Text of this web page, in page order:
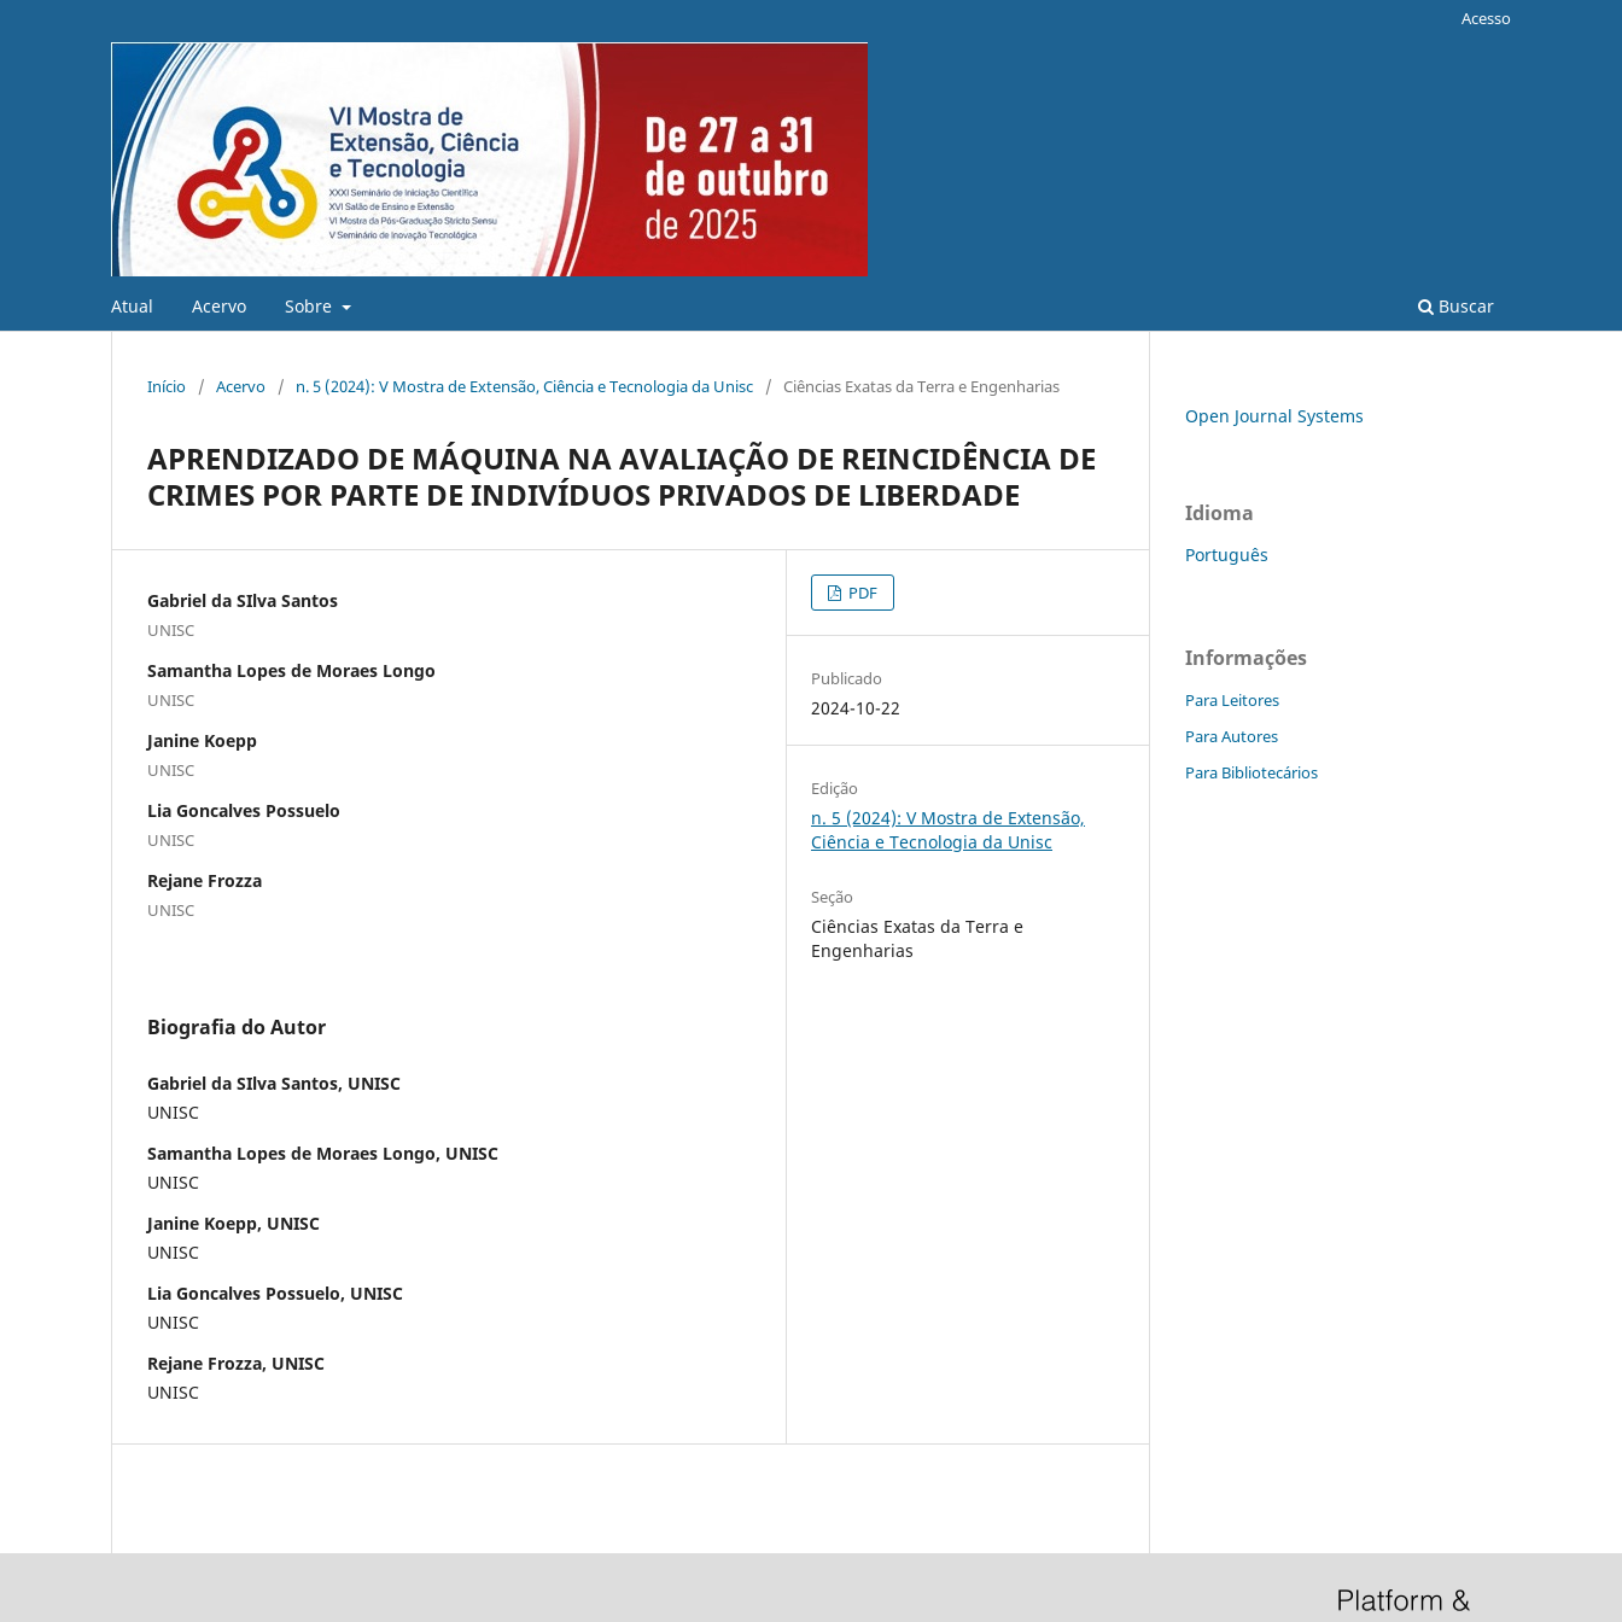
Atual Acervo Sobre Buscar
Acesso
Início / Acervo / n. 5 (2024): V Mostra de Extensão, Ciência e Tecnologia da Unisc / Ciências Exatas da Terra e Engenharias
APRENDIZADO DE MÁQUINA NA AVALIAÇÃO DE REINCIDÊNCIA DE
CRIMES POR PARTE DE INDIVÍDUOS PRIVADOS DE LIBERDADE
Gabriel da SIlva Santos
UNISC
Samantha Lopes de Moraes Longo
UNISC
Janine Koepp
UNISC
Lia Goncalves Possuelo
UNISC
Rejane Frozza
UNISC
Biografia do Autor
Gabriel da SIlva Santos, UNISC
UNISC
Samantha Lopes de Moraes Longo, UNISC
UNISC
Janine Koepp, UNISC
UNISC
Lia Goncalves Possuelo, UNISC
UNISC
Rejane Frozza, UNISC
UNISC
PDF
Publicado
2024-10-22
Edição
n. 5 (2024): V Mostra de Extensão,
Ciência e Tecnologia da Unisc
Seção
Ciências Exatas da Terra e
Engenharias
Open Journal Systems
Idioma
Português
Informações
Para Leitores
Para Autores
Para Bibliotecários